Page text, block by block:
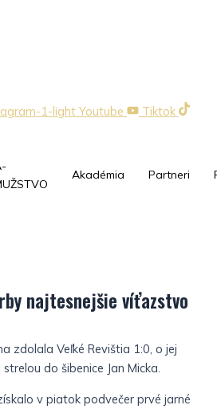
1-light Youtube Tiktok
Akadémia Partneri
najtesnejšie víťazstvo
zdolala Veľké Revištia 1:0, o jej
do šibenice Jan Micka.
v piatok podvečer prvé jarné